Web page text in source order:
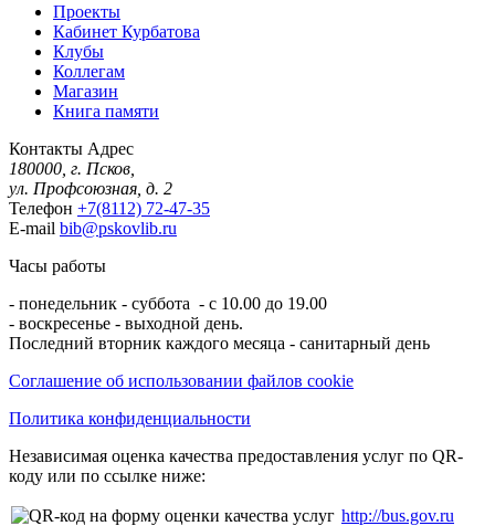
Проекты
Кабинет Курбатова
Клубы
Коллегам
Магазин
Книга памяти
Контакты Адрес
180000, г. Псков,
ул. Профсоюзная, д. 2
Телефон +7(8112) 72-47-35
E-mail bib@pskovlib.ru
Часы работы
- понедельник - суббота - с 10.00 до 19.00
- воскресенье - выходной день.
Последний вторник каждого месяца - санитарный день
Соглашение об использовании файлов cookie
Политика конфиденциальности
Независимая оценка качества предоставления услуг по QR-
коду или по ссылке ниже:
http://bus.gov.ru